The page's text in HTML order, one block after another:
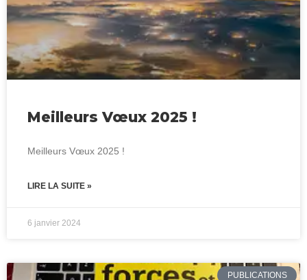
Meilleurs Vœux 2025 !
Meilleurs Vœux 2025 !
LIRE LA SUITE »
6 janvier 2024
PUBLICATIONS